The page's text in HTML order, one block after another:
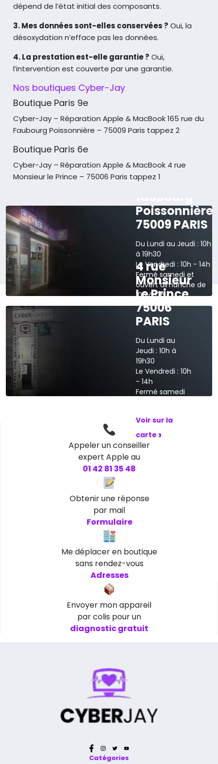
dépend de l’état initial des composants.
3. Mes données sont-elles conservées ? Oui, la
désoxydation n’efface pas les données.
4. La prestation est-elle garantie ? Oui,
l’intervention est couverte par une garantie.
Nos boutiques Cyber-Jay
Boutique Paris 9e
Cyber-Jay – Réparation Apple & MacBook165 rue du
Faubourg Poissonnière – 75009 Paris tappez 2
Boutique Paris 6e
Cyber-Jay – Réparation Apple & MacBook 4 rue
Monsieur le Prince – 75006 Paris tappez 1165 rue du
Poissonnière
75009 PARIS
Du Lundi au Jeudi : 10h
à 19h30
Le Vendredi : 10h - 14h
Fermé samedi et
ouvert dimanche de
10h à 13h
Voir sur la carte
4 rue
Monsieur
Le Prince
75006
PARIS
Du Lundi au
Jeudi : 10h à
19h30
Le Vendredi : 10h
- 14h
Fermé samedi
Voir sur la
carte ›
Appeler un conseiller
expert Apple au
01 42 81 35 48
Obtenir une réponse
par mail
Formulaire
Me déplacer en boutique
sans rendez-vous
Adresses
Envoyer mon appareil
par colis pour un
diagnostic gratuit
Catégories